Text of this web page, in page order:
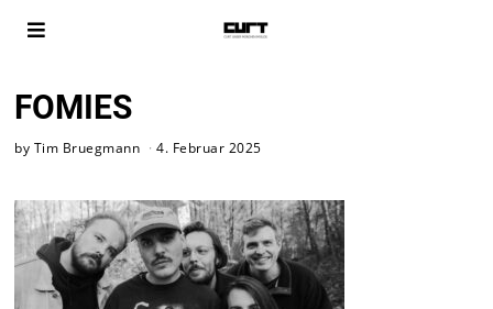
FOMIES
by Tim Bruegmann 4. Februar 2025